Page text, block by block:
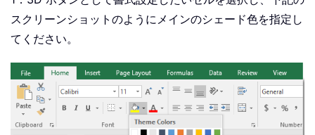
スクリーンショットのようにメインのシェード色を指定し
てください。